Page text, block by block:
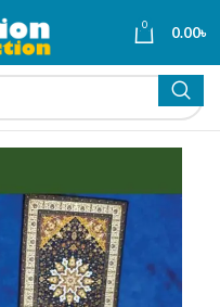
0 0.00৳